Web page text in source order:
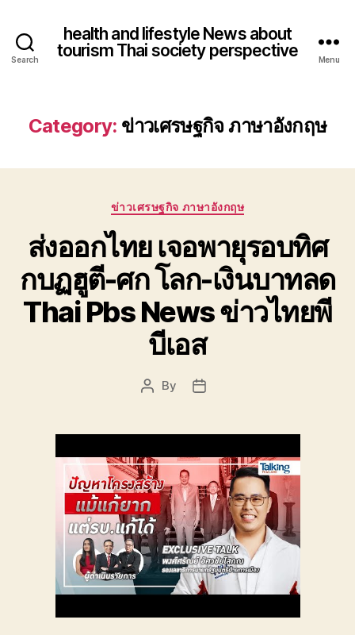
Search
health and lifestyle News about
tourism Thai society perspective
Menu
Category: ข่าวเศรษฐกิจ ภาษาอังกฤษ
Categories
ข่าวเศรษฐกิจ ภาษาอังกฤษ
ส่งออกไทย เจอพายุรอบทิศ
กบฏฮูตี-ศก โลก-เงินบาทลด
Thai Pbs News ข่าวไทยพี
บีเอส
Post
By
Post